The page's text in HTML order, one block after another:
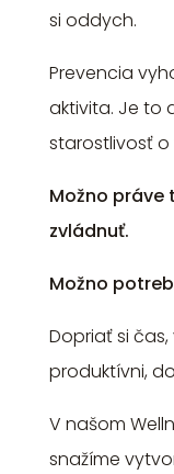
si oddych.
Prevencia
aktivita. Je to
starostlivosť o
Možno práve
zvládnuť.
Možno
Dopriať si
produktívni,
V našom
snažíme